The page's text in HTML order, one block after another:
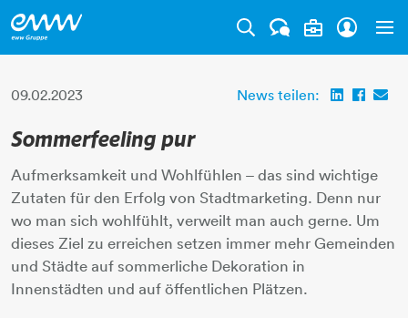
09.02.2023 News teilen:
Sommerfeeling pur
Aufmerksamkeit und Wohlfühlen – das sind wichtige
Zutaten für den Erfolg von Stadtmarketing. Denn nur
wo man sich wohlfühlt, verweilt man auch gerne. Um
dieses Ziel zu erreichen setzen immer mehr Gemeinden
und Städte auf sommerliche Dekoration in
Innenstädten und auf öffentlichen Plätzen.